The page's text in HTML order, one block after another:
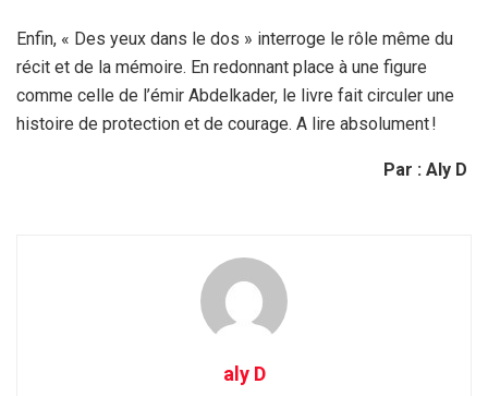
Enfin, « Des yeux dans le dos » interroge le rôle même du
récit et de la mémoire. En redonnant place à une figure
comme celle de l’émir Abdelkader, le livre fait circuler une
histoire de protection et de courage. A lire absolument !
Par : Aly D
aly D